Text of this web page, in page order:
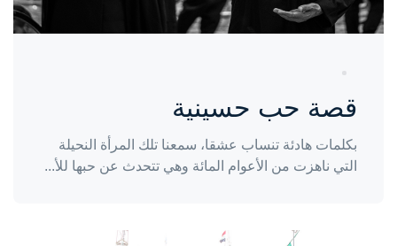
قصة حب حسينية
بكلمات هادئة تنساب عشقا، سمعنا تلك المرأة النحيلة
التي ناهزت من الأعوام المائة وهي تتحدث عن حبها للأ...